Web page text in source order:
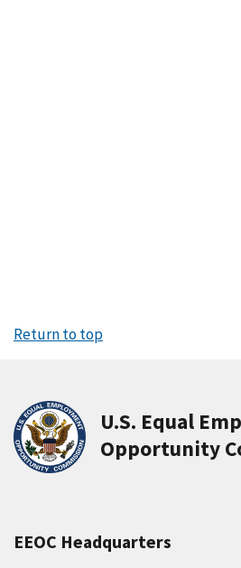
Return to top
U.S. Equal
Opportunity
EEOC Headquarters